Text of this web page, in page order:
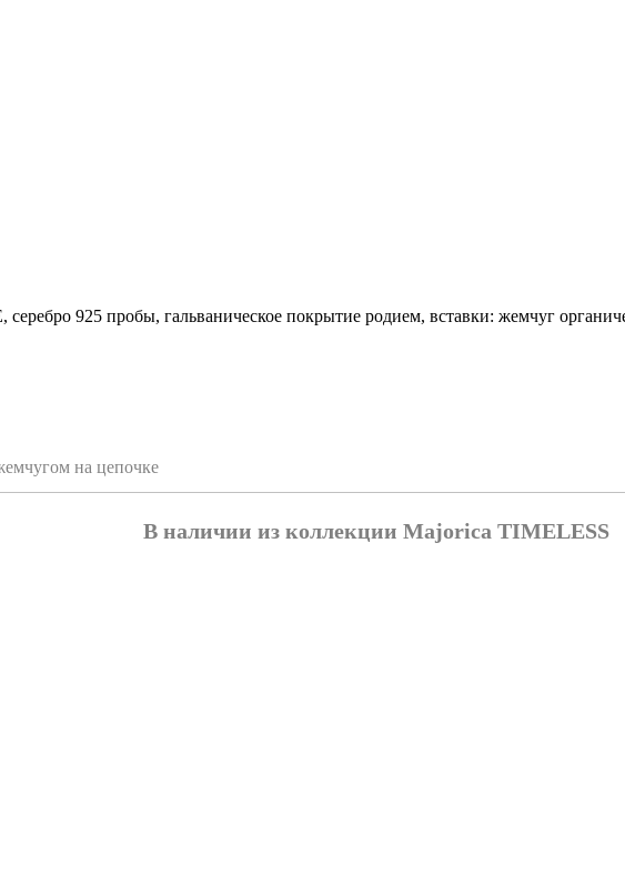
925 пробы, гальваническое покрытие родием, вставки: жемчуг
на цепочке
В наличии из коллекции Majorica TIMELESS